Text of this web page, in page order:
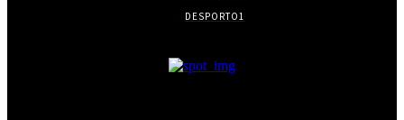
DESPORTO1